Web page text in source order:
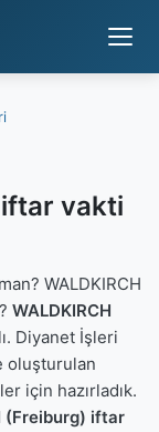
iftar vakti
WALDKIRCH
WALDKIRCH
Diyanet İşleri
oluşturulan
için hazırladık.
(Freiburg) iftar